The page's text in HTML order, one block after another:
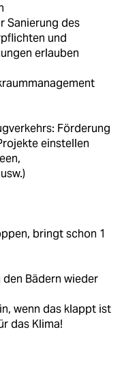
Sanierung des
und
erlauben
Förderung
einstellen
bringt schon 1
Bädern wieder
wenn das klappt ist
das Klima!